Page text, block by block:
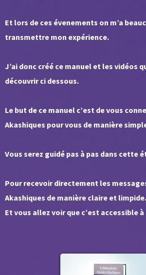
Et lors de ces évenements on m’a
transmettre mon expérience.
J’ai donc créé ce manuel et les vidéos
découvrir ci dessous.
Le but de ce manuel c’est de vous
Akashiques pour vous de manière
Vous serez guidé pas à pas dans cette
Pour recevoir directement les
Akashiques de manière claire et limpide.
Et vous allez voir que c’est accessible